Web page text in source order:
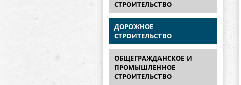
СТРОИТЕЛЬСТВО
ДОРОЖНОЕ
СТРОИТЕЛЬСТВО
ОБЩЕГРАЖДАНСКОЕ И
ПРОМЫШЛЕННОЕ
СТРОИТЕЛЬСТВО